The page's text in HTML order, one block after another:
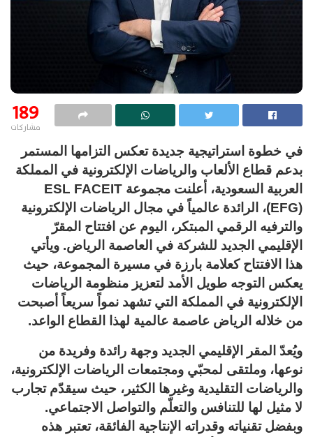
189
مشاركات
في خطوة استراتيجية جديدة تعكس التزامها المستمر
بدعم قطاع الألعاب والرياضات الإلكترونية في المملكة
العربية السعودية، أعلنت مجموعة ESL FACEIT
(EFG)، الرائدة عالمياً في مجال الرياضات الإلكترونية
والترفيه الرقمي المبتكر، اليوم عن افتتاح المقرّ
الإقليمي الجديد للشركة في العاصمة الرياض. ويأتي
هذا الافتتاح كعلامة بارزة في مسيرة المجموعة، حيث
يعكس التوجه طويل الأمد لتعزيز منظومة الرياضات
الإلكترونية في المملكة التي تشهد نمواً سريعاً أصبحت
من خلاله الرياض عاصمة عالمية لهذا القطاع الواعد.
ويُعدّ المقر الإقليمي الجديد وجهة رائدة وفريدة من
نوعها، وملتقى لمحبّي ومجتمعات الرياضات الإلكترونية،
والرياضات التقليدية وغيرها الكثير، حيث سيقدّم تجارب
لا مثيل لها للتنافس والتعلّم والتواصل الاجتماعي.
وبفضل تقنياته وقدراته الإنتاجية الفائقة، تعتبر هذه